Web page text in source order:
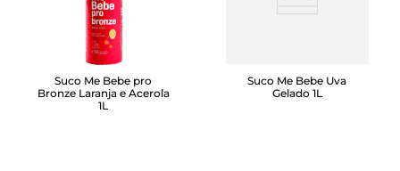
Suco Me Bebe pro
Bronze Laranja e Acerola
1L
Suco Me Bebe Uva
Gelado 1L